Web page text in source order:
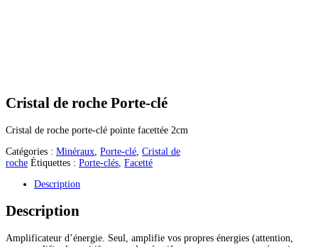
Cristal de roche Porte-clé
Cristal de roche porte-clé pointe facettée 2cm
Catégories : Minéraux Porte-clé Cristal de
roche Étiquettes : Porte-clés Facetté
Description
Description
Amplificateur d’énergie. Seul, amplifie vos propres énergies (attention,